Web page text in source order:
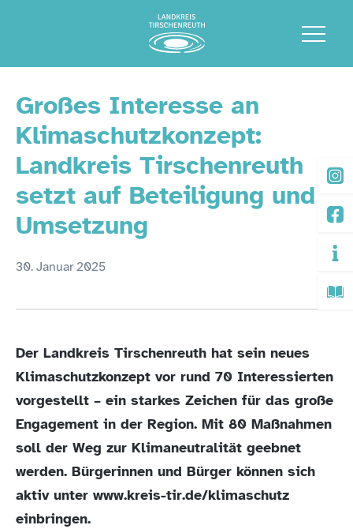
Großes Interesse an
Klimaschutzkonzept:
Landkreis Tirschenreuth
setzt auf Beteiligung und
Umsetzung
30. Januar 2025
Der Landkreis Tirschenreuth hat sein neues
Klimaschutzkonzept vor rund 70 Interessierten
vorgestellt – ein starkes Zeichen für das große
Engagement in der Region. Mit 80 Maßnahmen
soll der Weg zur Klimaneutralität geebnet
werden. Bürgerinnen und Bürger können sich
aktiv unter www.kreis-tir.de/klimaschutz
einbringen.